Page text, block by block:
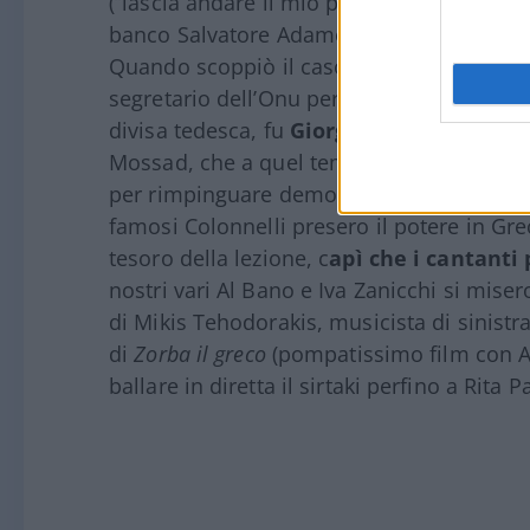
banco Salvatore Adamo con
Quando scoppiò il caso dell’austriaco
segretario dell’Onu perché qualcuno
divisa tedesca, fu Giorgio
,
Mossad, che a quel tempo cercava di
per rimpinguare demograficamente un
famosi Colonnelli presero il potere in
tesoro della lezione, capì che i cantanti
nostri vari Al Bano e Iva Zanicchi si
di Mikis Tehodorakis, musicista di
diZorba il greco (pompatissimo film con
ballare in diretta il sirtaki perfino a Rita